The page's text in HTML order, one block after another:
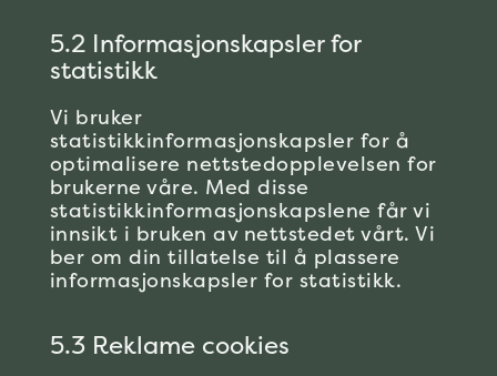
5.2 Informasjonskapsler for
statistikk
Vi bruker
statistikkinformasjonskapsler for å
optimalisere nettstedopplevelsen for
brukerne våre. Med disse
statistikkinformasjonskapslene får vi
innsikt i bruken av nettstedet vårt. Vi
ber om din tillatelse til å plassere
informasjonskapsler for statistikk.
5.3 Reklame cookies